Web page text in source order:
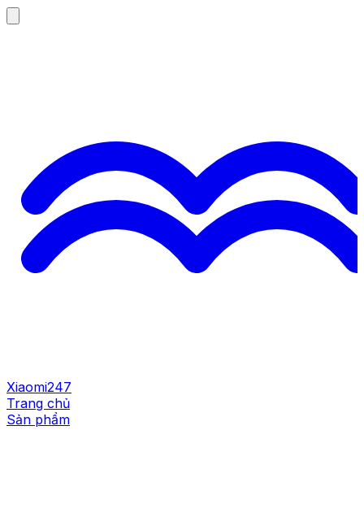
Xiaomi247
Trang chủ
Sản phẩm